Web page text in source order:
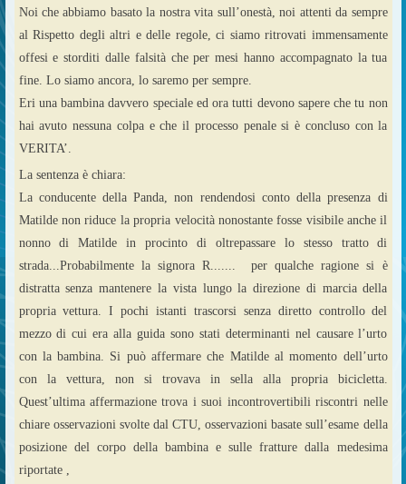
Noi che abbiamo basato la nostra vita sull’onestà, noi attenti da sempre
al Rispetto degli altri e delle regole, ci siamo ritrovati immensamente
offesi e storditi dalle falsità che per mesi hanno accompagnato la tua
fine. Lo siamo ancora, lo saremo per sempre.
Eri una bambina davvero speciale ed ora tutti devono sapere che tu non
hai avuto nessuna colpa e che il processo penale si è concluso con la
VERITA’.
La sentenza è chiara:
La conducente della Panda, non rendendosi conto della presenza di
Matilde non riduce la propria velocità nonostante fosse visibile anche il
nonno di Matilde in procinto di oltrepassare lo stesso tratto di
strada...Probabilmente la signora R....... per qualche ragione si è
distratta senza mantenere la vista lungo la direzione di marcia della
propria vettura. I pochi istanti trascorsi senza diretto controllo del
mezzo di cui era alla guida sono stati determinanti nel causare l’urto
con la bambina. Si può affermare che Matilde al momento dell’urto
con la vettura, non si trovava in sella alla propria bicicletta.
Quest’ultima affermazione trova i suoi incontrovertibili riscontri nelle
chiare osservazioni svolte dal CTU, osservazioni basate sull’esame della
posizione del corpo della bambina e sulle fratture dalla medesima
riportate ,